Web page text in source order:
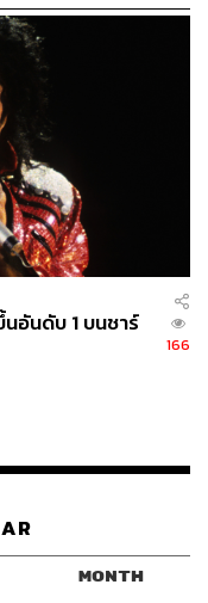
อันดับ 1 บนชาร์
166
MONTH